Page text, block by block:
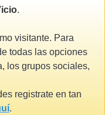
.
visitante. Para
todas las opciones
los grupos sociales,
registrate en tan
.